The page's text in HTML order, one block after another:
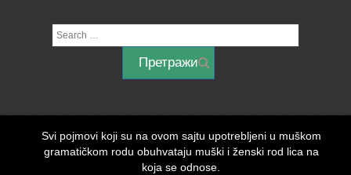
Svi pojmovi koji su na ovom sajtu upotrebljeni u muškom
gramatičkom rodu obuhvataju muški i ženski rod lica na
koja se odnose.